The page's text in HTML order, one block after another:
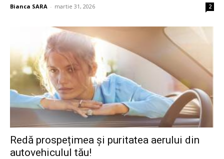
Bianca SARA - martie 31, 2026 2
Redă prospețimea și puritatea aerului din
autovehiculul tău!